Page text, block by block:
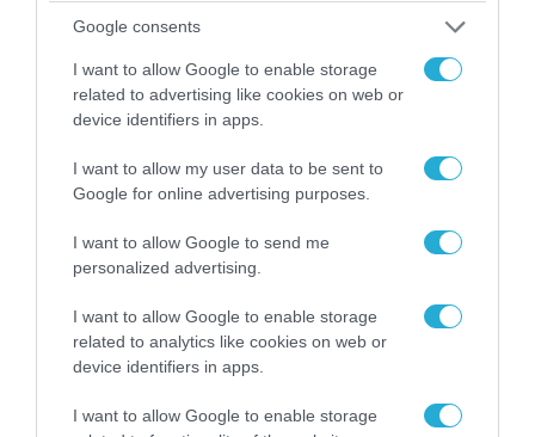
Google consents
I want to allow Google to enable storage
related to advertising like cookies on web or
device identifiers in apps.
I want to allow my user data to be sent to
Google for online advertising purposes.
I want to allow Google to send me
personalized advertising.
I want to allow Google to enable storage
related to analytics like cookies on web or
device identifiers in apps.
I want to allow Google to enable storage
09.08.2026 | 12:02
Οι Χούθι δοκιμάζουν της αμυντική συμμαχία
Τουρκίας-Σ.Αραβίας – Το παράδοξο των